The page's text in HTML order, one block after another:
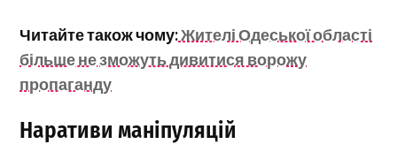
Читайте також чому:Жителі Одеської області
більше не зможуть дивитися ворожу
пропаганду
Наративи маніпуляцій